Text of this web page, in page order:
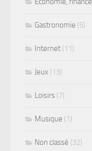
Gastronomie (5)
Internet (11)
Jeux (13)
Loisirs (7)
Musique (1)
Non classé (32)